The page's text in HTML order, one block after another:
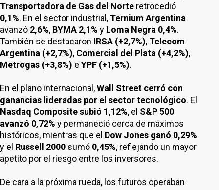
Transportadora de Gas del Norte retrocedió
0,1%. En el sector industrial, Ternium Argentina
avanzó 2,6%, BYMA 2,1% y Loma Negra 0,4%.
También se destacaron IRSA (+2,7%), Telecom
Argentina (+2,7%), Comercial del Plata (+4,2%),
Metrogas (+3,8%) e YPF (+1,5%).
En el plano internacional,Wall Street cerró con
ganancias lideradas por el sector tecnológico. El
Nasdaq Composite subió 1,12%, el S&P 500
avanzó 0,72% y permaneció cerca de máximos
históricos, mientras que el Dow Jones ganó 0,29%
y el Russell 2000 sumó 0,45%, reflejando un mayor
apetito por el riesgo entre los inversores.
De cara a la próxima rueda, los futuros operaban